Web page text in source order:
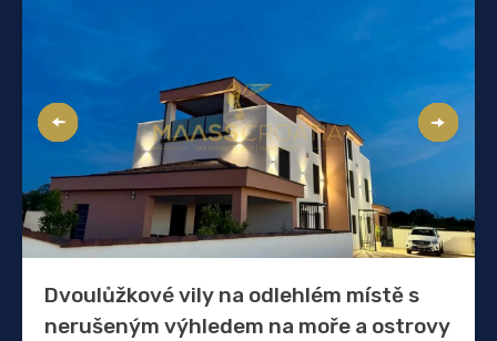
Dvoulůžkové vily na odlehlém místě s
nerušeným výhledem na moře a ostrovy